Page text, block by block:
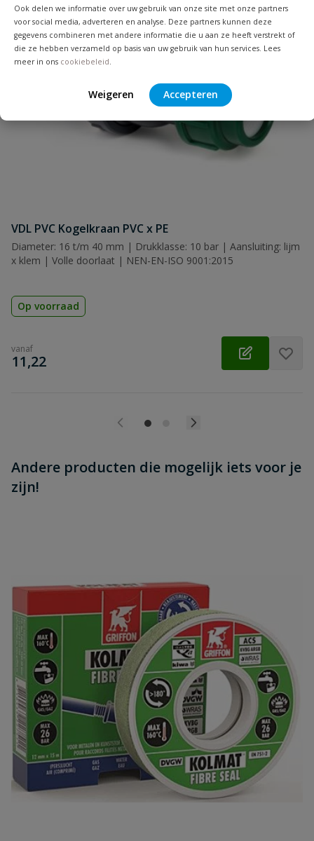
Ook delen we informatie over uw gebruik van onze site met onze partners
voor social media, adverteren en analyse. Deze partners kunnen deze
gegevens combineren met andere informatie die u aan ze heeft verstrekt of
die ze hebben verzameld op basis van uw gebruik van hun services. Lees
meer in ons cookiebeleid.
Weigeren Accepteren
Naam
Beoordeling versturen
VDL PVC Kogelkraan PVC x PE
Diameter: 16 t/m 40 mm | Drukklasse: 10 bar | Aansluiting: lijm
x klem | Volle doorlaat | NEN-EN-ISO 9001:2015
Op voorraad
vanaf
€
11,22
Andere producten die mogelijk iets voor je
zijn!